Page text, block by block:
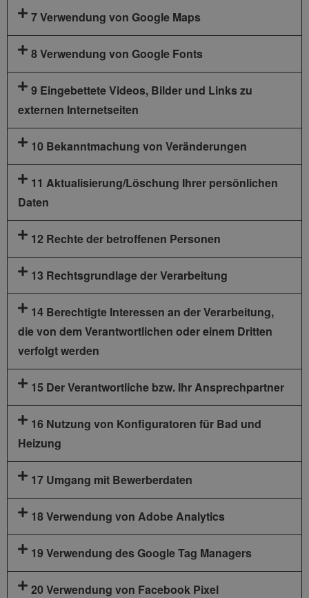
7 Verwendung von Google Maps
8 Verwendung von Google Fonts
9 Eingebettete Videos, Bilder und Links zu
externen Internetseiten
10 Bekanntmachung von Veränderungen
11 Aktualisierung/Löschung Ihrer persönlichen
Daten
12 Rechte der betroffenen Personen
13 Rechtsgrundlage der Verarbeitung
14 Berechtigte Interessen an der Verarbeitung,
die von dem Verantwortlichen oder einem Dritten
verfolgt werden
15 Der Verantwortliche bzw. Ihr Ansprechpartner
16 Nutzung von Konfiguratoren für Bad und
Heizung
17 Umgang mit Bewerberdaten
18 Verwendung von Adobe Analytics
19 Verwendung des Google Tag Managers
20 Verwendung von Facebook Pixel